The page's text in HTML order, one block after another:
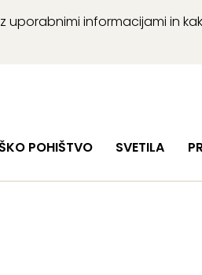
uporabnimi informacijami in
POHIŠTVO SVETILA